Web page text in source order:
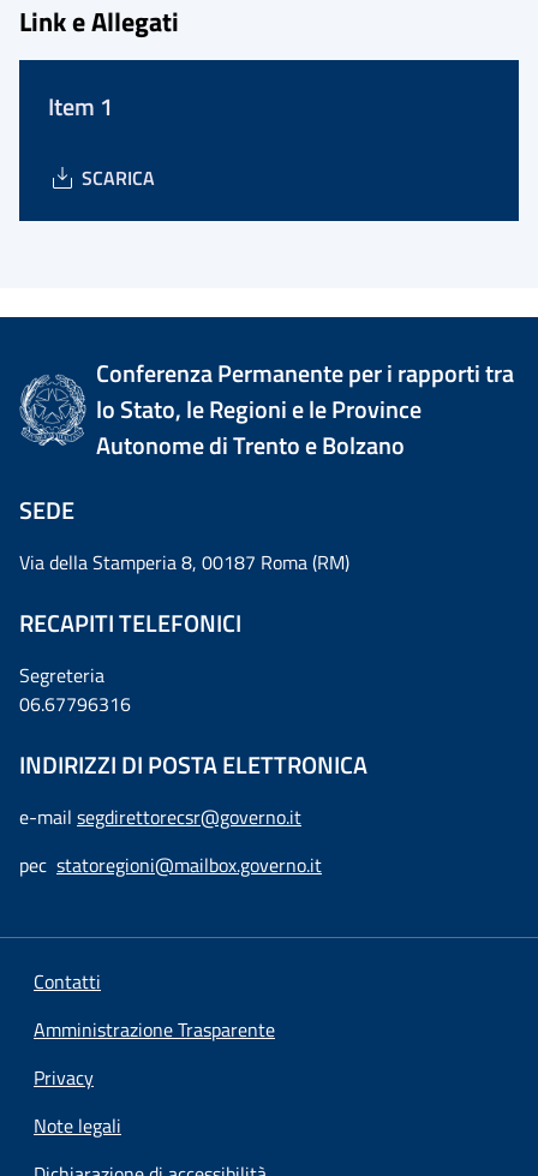
Link e Allegati
Item 1
SCARICA
Conferenza Permanente per i rapporti tra
lo Stato, le Regioni e le Province
Autonome di Trento e Bolzano
SEDE
Via della Stamperia 8, 00187 Roma (RM)
RECAPITI TELEFONICI
Segreteria
06.67796316
INDIRIZZI DI POSTA ELETTRONICA
e-mail segdirettorecsr@governo.it
pec statoregioni@mailbox.governo.it
Contatti
Amministrazione Trasparente
Privacy
Note legali